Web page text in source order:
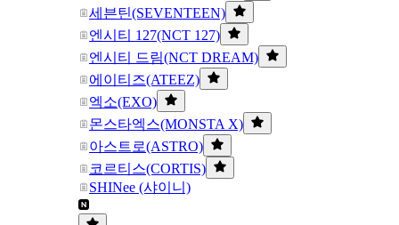
세븐틴(SEVENTEEN)
엔시티 127(NCT 127)
엔시티 드림(NCT DREAM)
에이티즈(ATEEZ)
엑소(EXO)
몬스타엑스(MONSTA X)
아스트로(ASTRO)
코르티스(CORTIS)
SHINee (샤이니)